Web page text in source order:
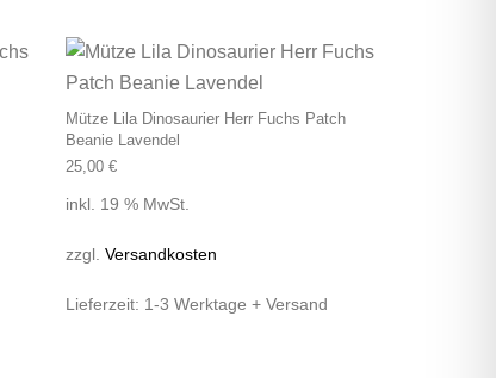
Mütze Lila Dinosaurier Herr Fuchs Patch
Beanie Lavendel
25,00 €
inkl. 19 % MwSt.
zzgl. Versandkosten
Lieferzeit: 1-3 Werktage + Versand